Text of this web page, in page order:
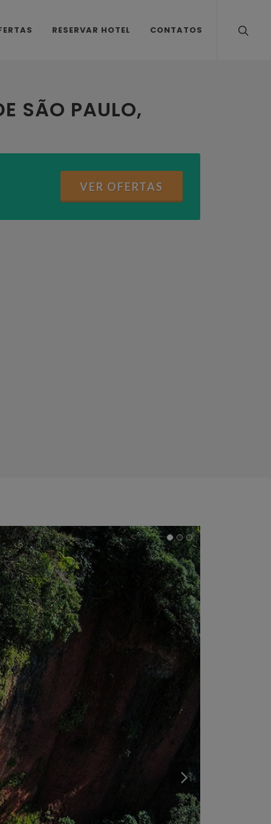
RESERVAR HOTEL CONTATOS
SÃO PAULO,
VER OFERTAS